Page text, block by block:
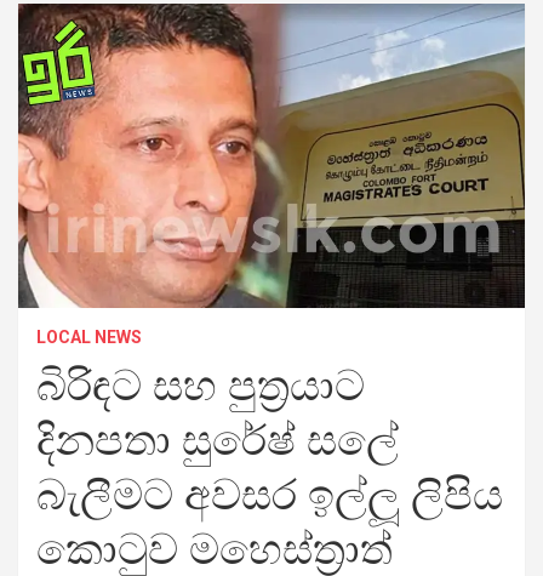
LOCAL NEWS
බිරිඳට සහ පුත්‍රයාට
දිනපතා සුරේෂ් සලේ
බැලීමට අවසර ඉල්ලූ ලිපිය
කොටුව මහෙස්ත්‍රාත්